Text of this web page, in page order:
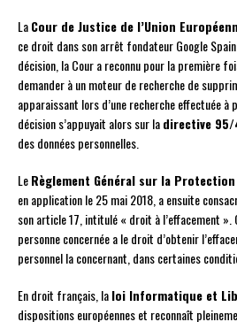
LaCour de Justice de l’Union
ce droit dans son arrêt fondateur Google
décision, la Cour a reconnu pour la première
demander à un moteur de recherche de
apparaissant lors d’une recherche effectuée
décision s’appuyait alors sur ladirective 95/
des données personnelles.
LeRèglement Général sur la Protection
en application le 25 mai 2018, a ensuite
son article 17, intitulé « droit à l’effacement ».
personne concernée a le droit d’obtenir
personnel la concernant, dans certaines
En droit français, laloi Informatique et
dispositions européennes et reconnaît